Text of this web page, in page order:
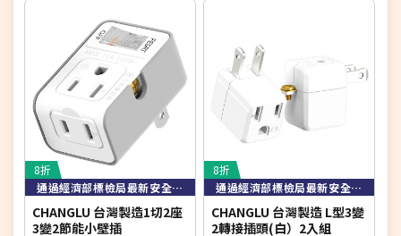
8折
通過經濟部標檢局最新安全規範檢驗
CHANGLU 台灣製造1切2座
3變2節能小壁插
8折
通過經濟部標檢局最新安全規範檢驗
CHANGLU 台灣製造 L型3變
2轉接插頭(白）2入組